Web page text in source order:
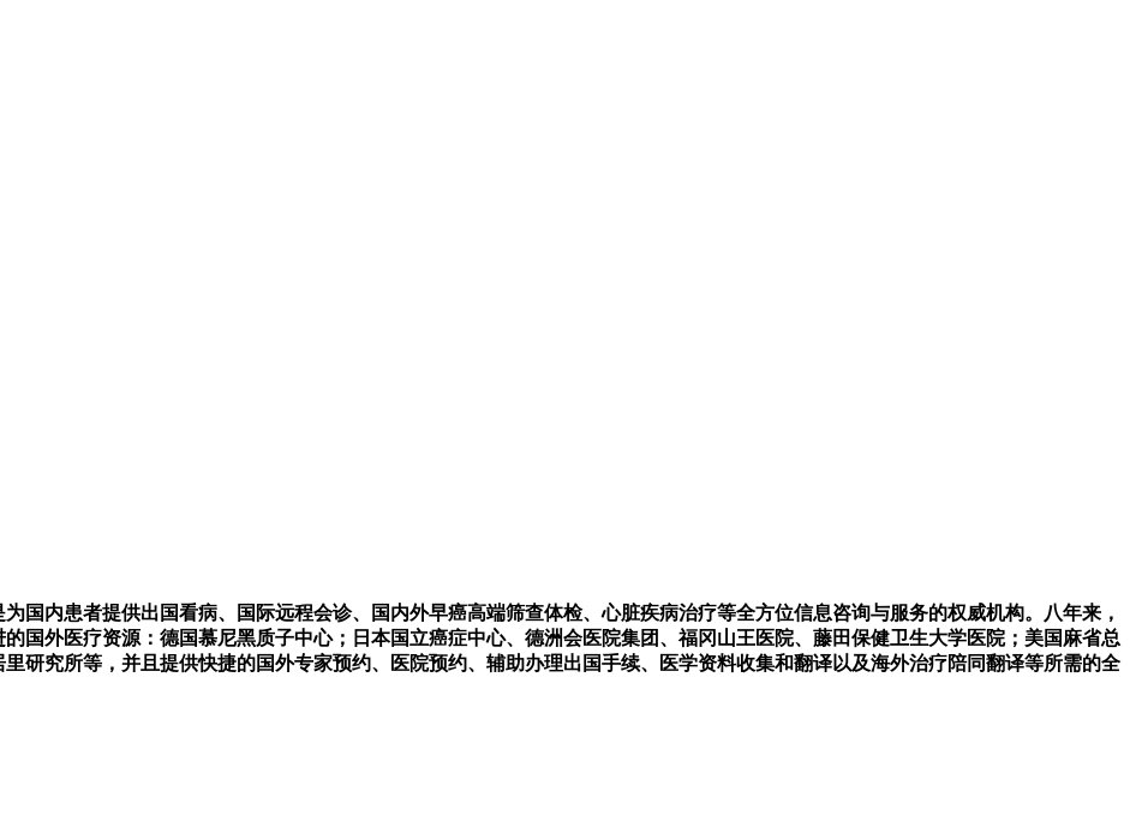
国内患者提供出国看病、国际远程会诊、国内外早癌高端筛查体检、心脏疾病治疗等全方位信息咨询与服务的权威机构。八年来，
国外医疗资源：德国慕尼黑质子中心；日本国立癌症中心、德洲会医院集团、福冈山王医院、藤田保健卫生大学医院；美国麻省总
研究所等，并且提供快捷的国外专家预约、医院预约、辅助办理出国手续、医学资料收集和翻译以及海外治疗陪同翻译等所需的全